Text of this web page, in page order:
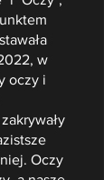
, w
oczy i
Oczy